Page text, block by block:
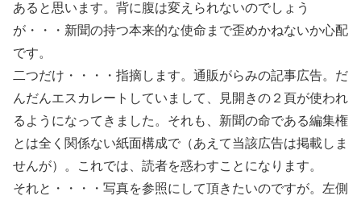
あると思います。背に腹は変えられないのでしょう
が・・・新聞の持つ本来的な使命まで歪めかねないか心配
です。
二つだけ・・・・指摘します。通販がらみの記事広告。だ
んだんエスカレートしていまして、見開きの２頁が使われ
るようになってきました。それも、新聞の命である編集権
とは全く関係ない紙面構成で（あえて当該広告は掲載しま
せんが）。これでは、読者を惑わすことになります。
それと・・・・写真を参照にして頂きたいのですが。左側